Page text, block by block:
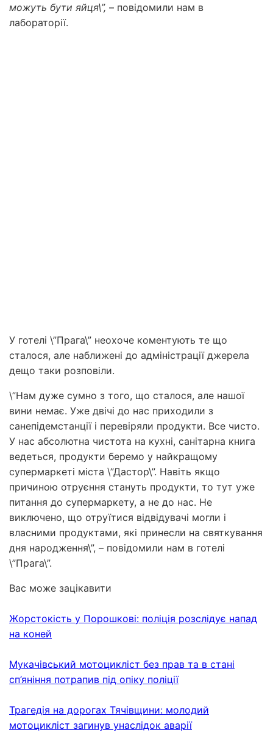
можуть бути яйця\”, – повідомили нам в
лабораторії.
У готелі \”Прага\” неохоче коментують те що
сталося, але наближені до адміністрації джерела
дещо таки розповіли.
\”Нам дуже сумно з того, що сталося, але нашої
вини немає. Уже двічі до нас приходили з
санепідемстанції і перевіряли продукти. Все чисто.
У нас абсолютна чистота на кухні, санітарна книга
ведеться, продукти беремо у найкращому
супермаркеті міста \”Дастор\”. Навіть якщо
причиною отруєння стануть продукти, то тут уже
питання до супермаркету, а не до нас. Не
виключено, що отруїтися відвідувачі могли і
власними продуктами, які принесли на святкування
дня народження\”, – повідомили нам в готелі
\”Прага\”.
Вас може зацікавити
Жорстокість у Порошкові: поліція розслідує напад
на коней
Мукачівський мотоцикліст без прав та в стані
сп’яніння потрапив під опіку поліції
Трагедія на дорогах Тячівщини: молодий
мотоцикліст загинув унаслідок аварії